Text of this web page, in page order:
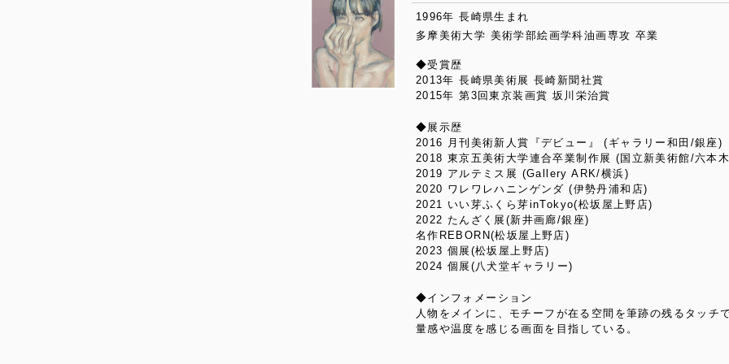
1996年 長崎県生まれ
多摩美術大学 美術学部絵画学科油画専攻 卒業
◆受賞歴
2013年 長崎県美術展 長崎新聞社賞
2015年 第3回東京装画賞 坂川栄治賞
◆展示歴
2016 月刊美術新人賞『デビュー』 (ギャラリー和田/銀座)
2018 東京五美術大学連合卒業制作展 (国立新美術館/六本
2019 アルテミス展 (Gallery ARK/横浜)
2020 ワレワレハニンゲンダ (伊勢丹浦和店)
2021 いい芽ふくら芽inTokyo(松坂屋上野店)
2022 たんざく展(新井画廊/銀座)
名作REBORN(松坂屋上野店)
2023 個展(松坂屋上野店)
2024 個展(八犬堂ギャラリー)
◆インフォメーション
人物をメインに、モチーフが在る空間を筆跡の残るタッチ
量感や温度を感じる画面を目指している。